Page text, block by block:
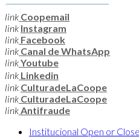
link Coopemail
link Instagram
link Facebook
link Canal de WhatsApp
linkYoutube
link Linkedin
link CulturadeLaCoope
link CulturadeLaCoope
linkAntifraude
Institucional Open or Close